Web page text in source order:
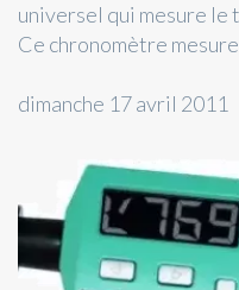
universel qui mesure le
Ce chronomètre
dimanche 17 avril 2011